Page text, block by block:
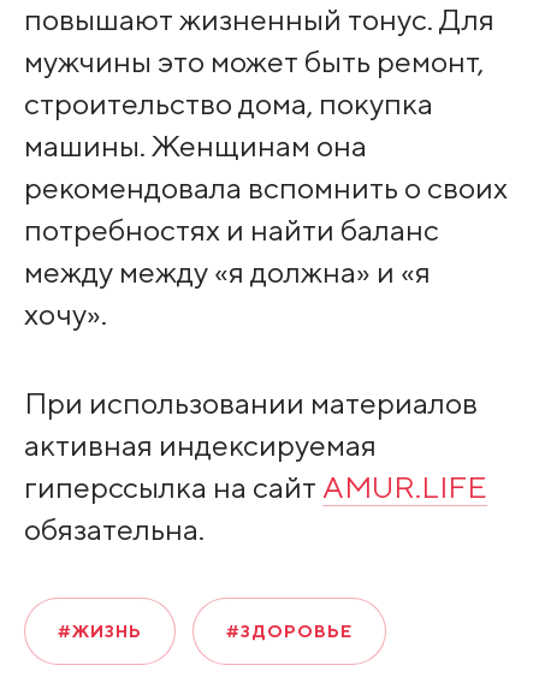
повышают жизненный тонус. Для
мужчины это может быть ремонт,
строительство дома, покупка
машины. Женщинам она
рекомендовала вспомнить о своих
потребностях и найти баланс
между между «я должна» и «я
хочу».
При использовании материалов
активная индексируемая
гиперссылка на сайт AMUR.LIFE
обязательна.
#ЖИЗНЬ #ЗДОРОВЬЕ